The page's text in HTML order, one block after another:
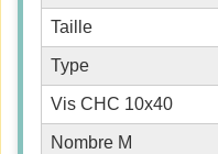
Taille
Type
Vis CHC 10x40
Nombre M